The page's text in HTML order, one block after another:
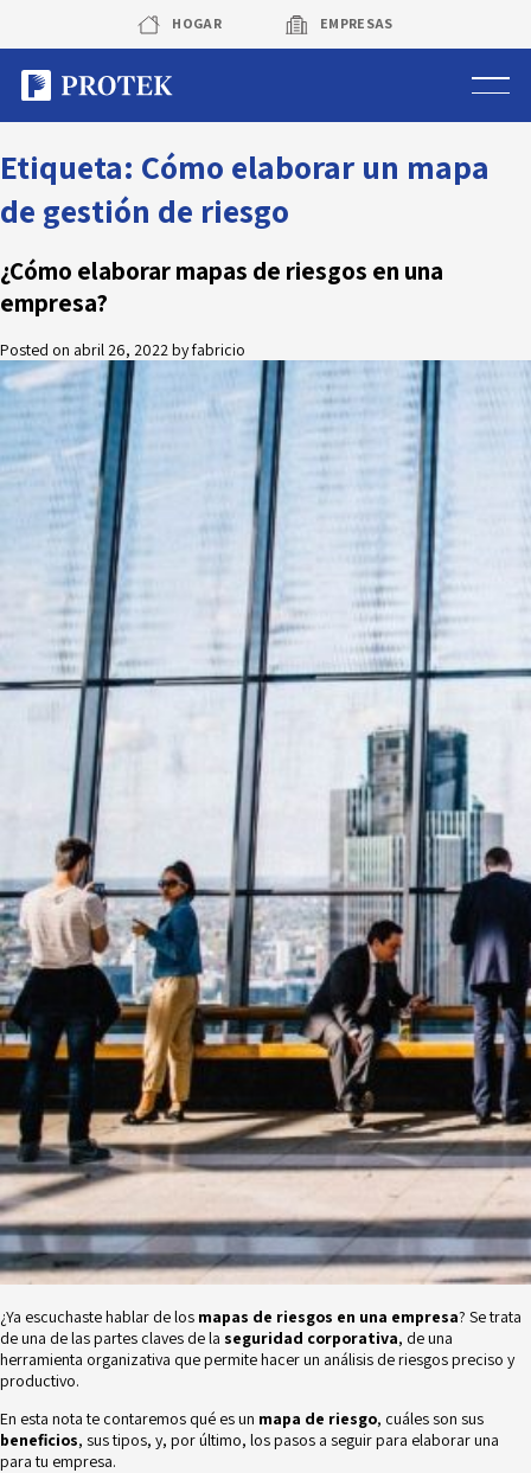
content
HOGAR EMPRESAS
Sistema de alarmas
Sistema de cámaras
Rastreo vehicular GPS
Protek Personas
Corredora de seguros
Sobre Protek
Trabaja con nosotros
Novedades
Faq
Contacto
Área de clientes
Etiqueta: Cómo elaborar un mapa
de gestión de riesgo
¿Cómo elaborar mapas de riesgos en una
empresa?
Posted on abril 26, 2022byfabricio
¿Ya escuchaste hablar de los mapas de riesgos en una empresa? Se trata
de una de las partes claves de la seguridad corporativa, de una
herramienta organizativa que permite hacer un análisis de riesgos preciso y
productivo.
En esta nota te contaremos qué es un mapa de riesgo, cuáles son sus
beneficios, sus tipos, y, por último, los pasos a seguir para elaborar una
para tu empresa.